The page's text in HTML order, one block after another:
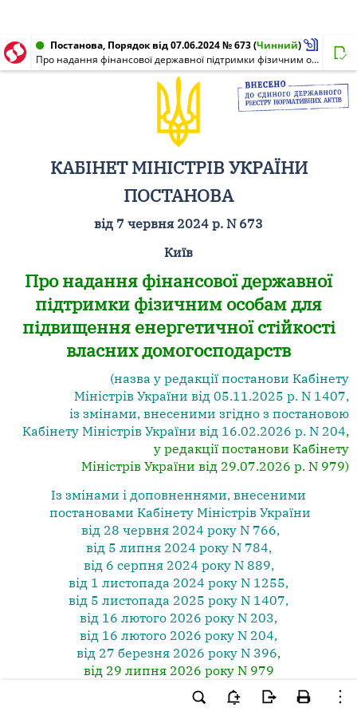
Постанова, Порядок від 07.06.2024 № 673(Чинний)
Про надання фінансової державної підтримки фізичним особам для підвищення енергетичної стійкості власних домогосподарств